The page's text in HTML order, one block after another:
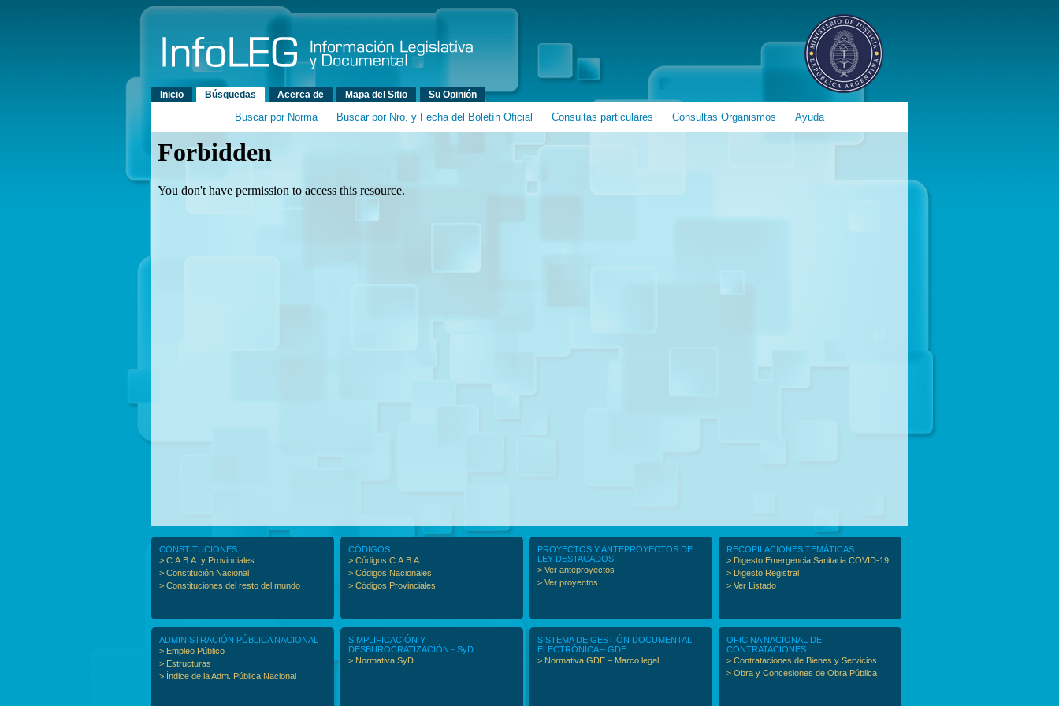
Menú principal
Inicio Búsquedas Acerca de Mapa del Sitio Su Opinión
Buscar por Norma Buscar por Nro. y Fecha del Boletín Oficial Consultas particulares Consultas Organismos Ayuda
CONSTITUCIONES
> C.A.B.A. y Provinciales
> Constitución Nacional
> Constituciones del resto del mundo
ADMINISTRACIÓN PÚBLICA NACIONAL
> Empleo Público
> Estructuras
> Índice de la Adm. Pública Nacional
CÓDIGOS
> Códigos C.A.B.A.
> Códigos Nacionales
> Códigos Provinciales
SIMPLIFICACIÓN Y
DESBUROCRATIZACIÓN - SyD
> Normativa SyD
PROYECTOS Y ANTEPROYECTOS DE
LEY DESTACADOS
> Ver anteproyectos
> Ver proyectos
SISTEMA DE GESTIÓN DOCUMENTAL
ELECTRÓNICA – GDE
> Normativa GDE – Marco legal
RECOPILACIONES TEMÁTICAS
> Digesto Emergencia Sanitaria COVID-19
> Digesto Registral
> Ver Listado
OFICINA NACIONAL DE
CONTRATACIONES
> Contrataciones de Bienes y Servicios
> Obra y Concesiones de Obra Pública